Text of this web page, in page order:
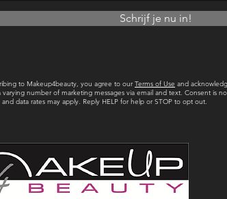
Schrijf je nu in!
to Makeup4beauty, you agree to ourTerms of Use and
varying number of marketing messages via email and text. Consent is
and data rates may apply. Reply HELP for help or STOP to opt out.